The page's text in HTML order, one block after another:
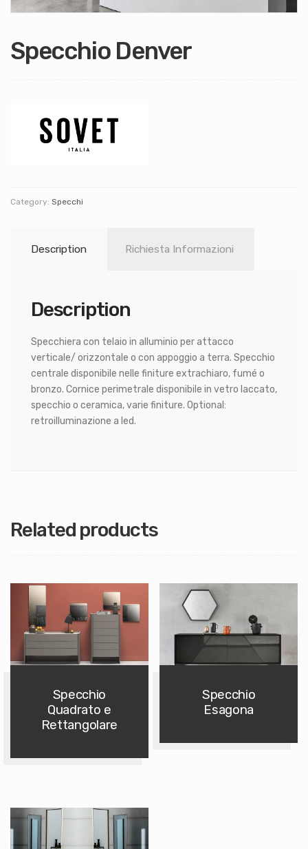
Specchio Denver
Category: Specchi
Description Richiesta Informazioni
Description
Specchiera con telaio in alluminio per attacco
verticale/ orizzontale o con appoggio a terra. Specchio
centrale disponibile nelle finiture extrachiaro, fumé o
bronzo. Cornice perimetrale disponibile in vetro laccato,
specchio o ceramica, varie finiture. Optional:
retroilluminazione a led.
Related products
Specchio
Quadrato e
Rettangolare
Specchio
Esagona